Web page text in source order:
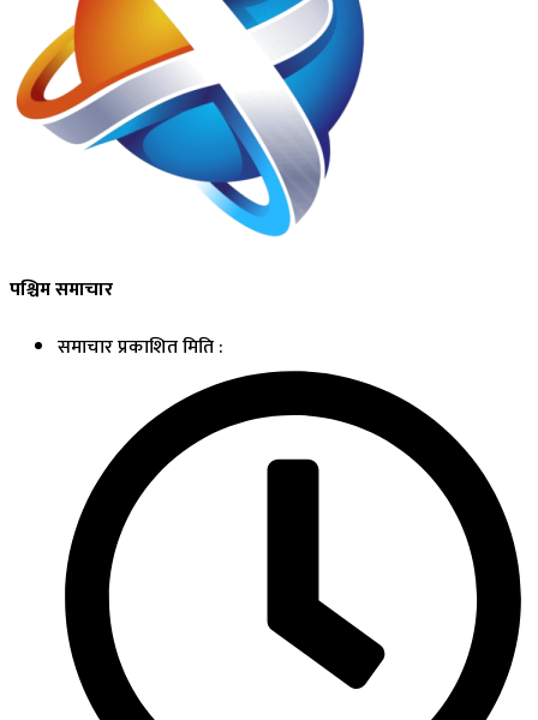
पश्चिम समाचार
समाचार प्रकाशित मिति :